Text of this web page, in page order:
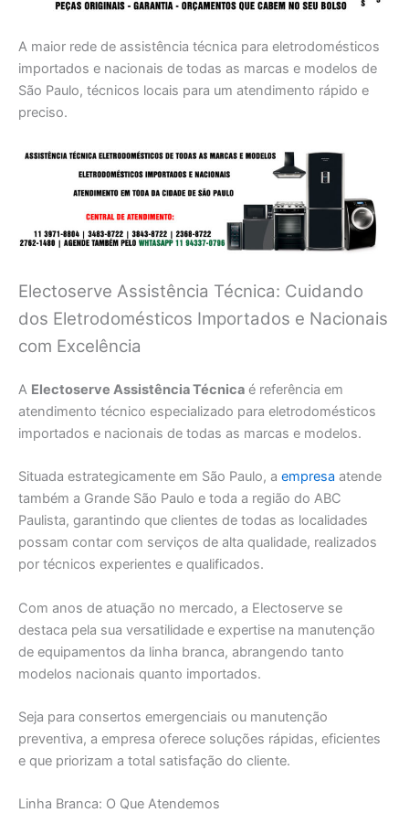
A maior rede de assistência técnica para eletrodomésticos
importados e nacionais de todas as marcas e modelos de
São Paulo, técnicos locais para um atendimento rápido e
preciso.
Electoserve Assistência Técnica: Cuidando
dos Eletrodomésticos Importados e Nacionais
com Excelência
A Electoserve Assistência Técnica é referência em
atendimento técnico especializado para eletrodomésticos
importados e nacionais de todas as marcas e modelos.
Situada estrategicamente em São Paulo, a empresa atende
também a Grande São Paulo e toda a região do ABC
Paulista, garantindo que clientes de todas as localidades
possam contar com serviços de alta qualidade, realizados
por técnicos experientes e qualificados.
Com anos de atuação no mercado, a Electoserve se
destaca pela sua versatilidade e expertise na manutenção
de equipamentos da linha branca, abrangendo tanto
modelos nacionais quanto importados.
Seja para consertos emergenciais ou manutenção
preventiva, a empresa oferece soluções rápidas, eficientes
e que priorizam a total satisfação do cliente.
Linha Branca: O Que Atendemos